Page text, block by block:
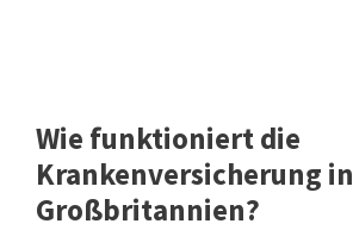
Wie funktioniert die
Krankenversicherung in
Großbritannien?